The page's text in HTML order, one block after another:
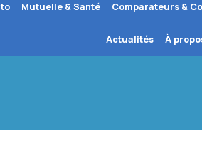
Mutuelle & Santé Comparateurs &
Actualités À